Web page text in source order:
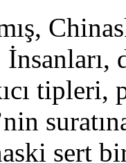
sert